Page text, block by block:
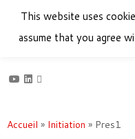
auAccueil » Initiation » Pres1
This website uses
assume that you agree